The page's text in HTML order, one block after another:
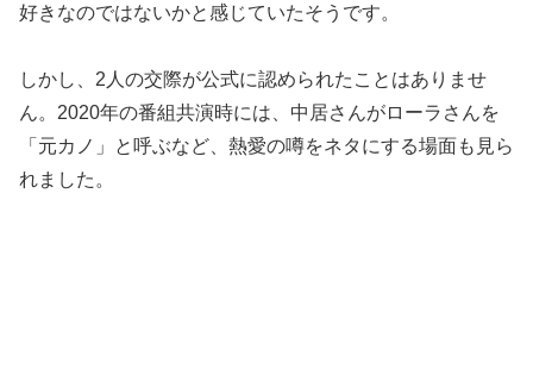
好きなのではないかと感じていたそうです。
しかし、2人の交際が公式に認められたことはありませ
ん。2020年の番組共演時には、中居さんがローラさんを
「元カノ」と呼ぶなど、熱愛の噂をネタにする場面も見ら
れました。